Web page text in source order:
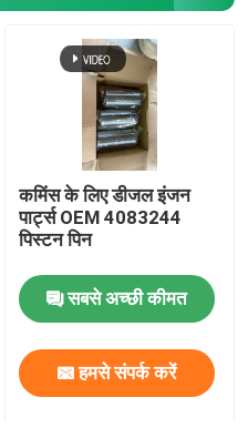
कमिंस के लिए डीजल इंजन
पार्ट्स OEM 4083244
पिस्टन पिन
सबसे अच्छी कीमत
हमसे संपर्क करें